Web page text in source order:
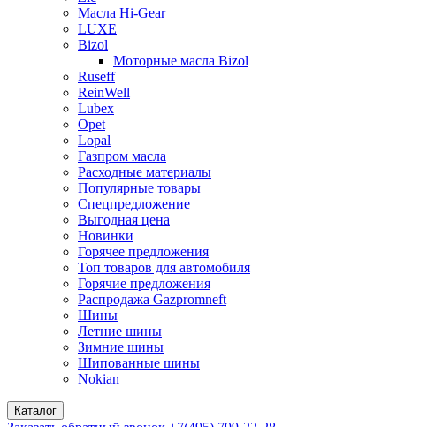
Масла Hi-Gear
LUXE
Bizol
Моторные масла Bizol
Ruseff
ReinWell
Lubex
Opet
Lopal
Газпром масла
Расходные материалы
Популярные товары
Спецпредложение
Выгодная цена
Новинки
Горячее предложения
Топ товаров для автомобиля
Горячие предложения
Распродажа Gazpromneft
Шины
Летние шины
Зимние шины
Шипованные шины
Nokian
Каталог